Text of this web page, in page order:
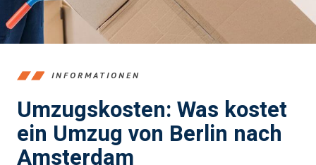
INFORMATIONEN
Umzugskosten: Was kostet
ein Umzug von Berlin nach
Amsterdam